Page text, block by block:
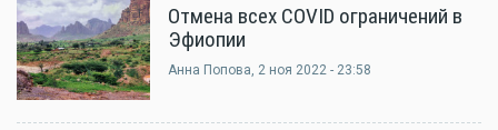
Отмена всех COVID ограничений в
Эфиопии
Анна Попова, 2 ноя 2022 - 23:58